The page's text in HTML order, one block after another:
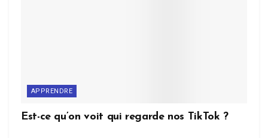
APPRENDRE
Est-ce qu’on voit qui regarde nos TikTok ?